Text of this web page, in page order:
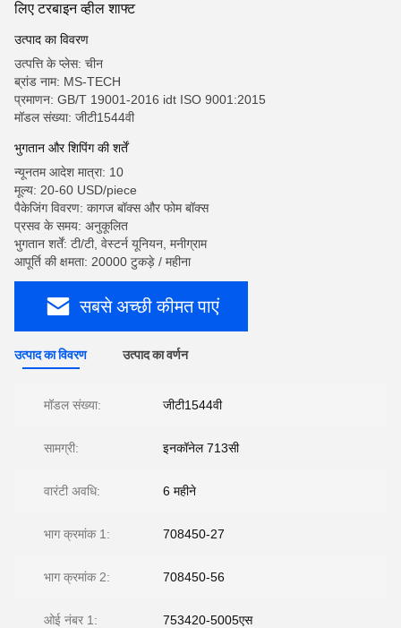
लिए टरबाइन व्हील शाफ्ट
उत्पाद का विवरण
उत्पत्ति के प्लेस: चीन
ब्रांड नाम: MS-TECH
प्रमाणन: GB/T 19001-2016 idt ISO 9001:2015
मॉडल संख्या: जीटी1544वी
भुगतान और शिपिंग की शर्तें
न्यूनतम आदेश मात्रा: 10
मूल्य: 20-60 USD/piece
पैकेजिंग विवरण: कागज बॉक्स और फोम बॉक्स
प्रसव के समय: अनुकूलित
भुगतान शर्तें: टी/टी, वेस्टर्न यूनियन, मनीग्राम
आपूर्ति की क्षमता: 20000 टुकड़े / महीना
सबसे अच्छी कीमत पाएं
उत्पाद का विवरण उत्पाद का वर्णन
मॉडल संख्या: जीटी1544वी
सामग्री: इनकॉनेल 713सी
वारंटी अवधि: 6 महीने
भाग क्रमांक 1: 708450-27
भाग क्रमांक 2: 708450-56
ओई नंबर 1: 753420-5005एस